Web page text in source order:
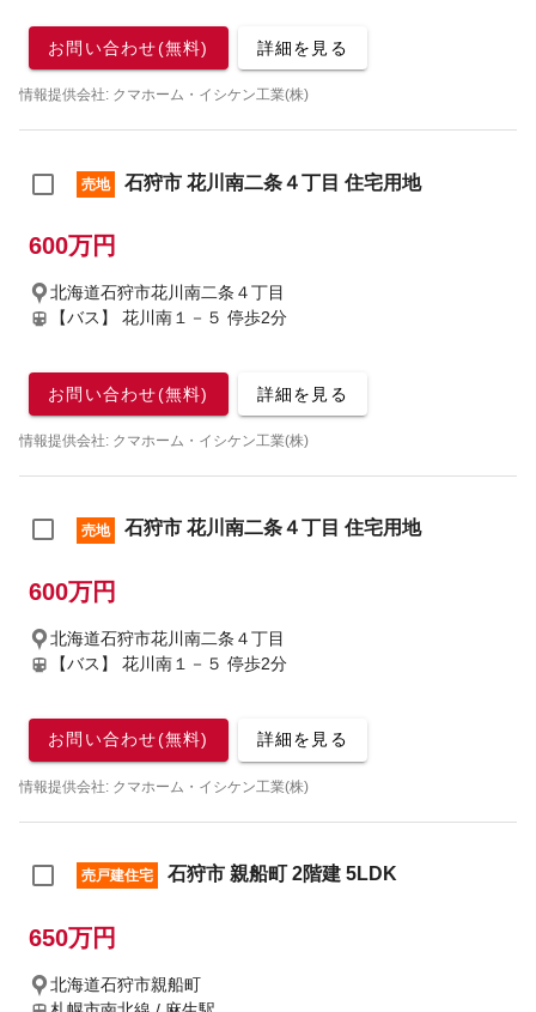
お問い合わせ(無料) 詳細を見る
情報提供会社: クマホーム・イシケン工業(株)
売地 石狩市 花川南二条４丁目 住宅用地
600万円
北海道石狩市花川南二条４丁目
【バス】 花川南１－５ 停歩2分
お問い合わせ(無料) 詳細を見る
情報提供会社: クマホーム・イシケン工業(株)
売地 石狩市 花川南二条４丁目 住宅用地
600万円
北海道石狩市花川南二条４丁目
【バス】 花川南１－５ 停歩2分
お問い合わせ(無料) 詳細を見る
情報提供会社: クマホーム・イシケン工業(株)
売戸建住宅 石狩市 親船町 2階建 5LDK
650万円
北海道石狩市親船町